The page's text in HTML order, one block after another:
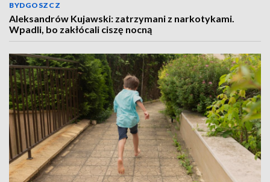
BYDGOSZCZ
Aleksandrów Kujawski: zatrzymani z narkotykami.
Wpadli, bo zakłócali ciszę nocną